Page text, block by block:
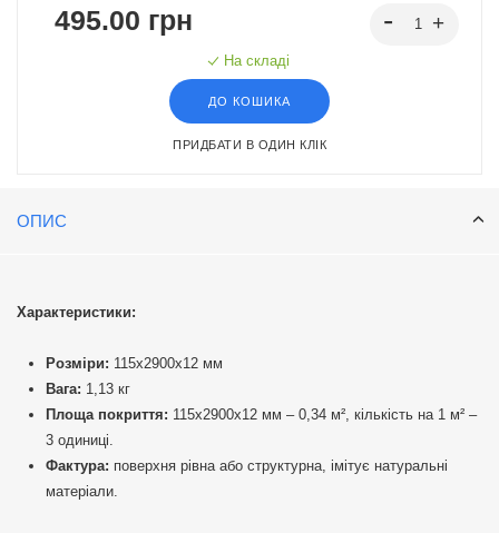
495.00 грн
На складі
ДО КОШИКА
ПРИДБАТИ В ОДИН КЛІК
ОПИС
Характеристики:
Розміри: 115х2900х12 мм
Вага: 1,13 кг
Площа покриття: 115х2900х12 мм – 0,34 м², кількість на 1 м² –
3 одиниці.
Фактура: поверхня рівна або структурна, імітує натуральні
матеріали.